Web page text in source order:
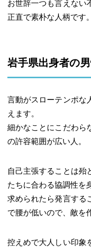
お世辞一つも言えない
正直で素朴な人柄です。
岩手県出身者の
言動がスローテンポな
えます。
細かなことにこだわら
の許容範囲が広い人。
自己主張することは殆
たちに合わる協調性を
求められたら発言する
で腰が低いので、敵を
控えめで大人しい印象